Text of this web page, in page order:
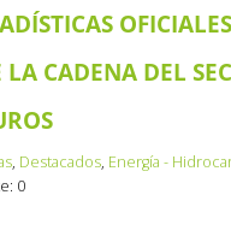
CADENA DEL
, Destacados, Energía -
0